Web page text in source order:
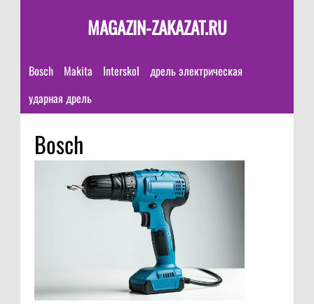
MAGAZIN-ZAKAZAT.RU
Bosch Makita Interskol
дрель электрическая
ударная дрель
Bosch